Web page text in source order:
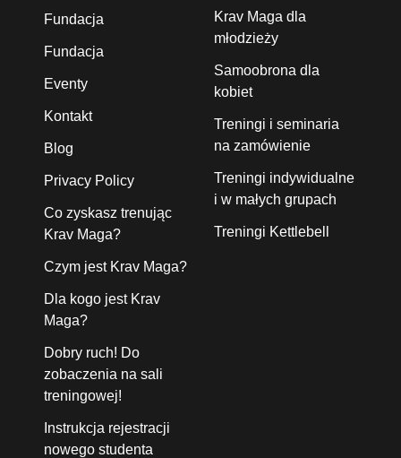
Fundacja
Fundacja
Eventy
Kontakt
Blog
Privacy Policy
Co zyskasz trenując
Krav Maga?
Czym jest Krav Maga?
Dla kogo jest Krav
Maga?
Dobry ruch! Do
zobaczenia na sali
treningowej!
Instrukcja rejestracji
nowego studenta
Krav Maga dla
młodzieży
Samoobrona dla
kobiet
Treningi i seminaria
na zamówienie
Treningi indywidualne
i w małych grupach
Treningi Kettlebell